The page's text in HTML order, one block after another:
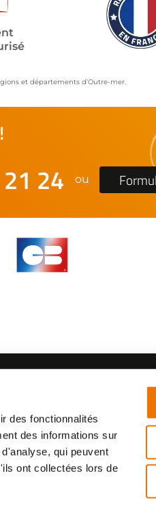
des fonctionnalités
des informations sur
qui peuvent
ont collectées lors de
et départements d’Outre-mer.
24 ou